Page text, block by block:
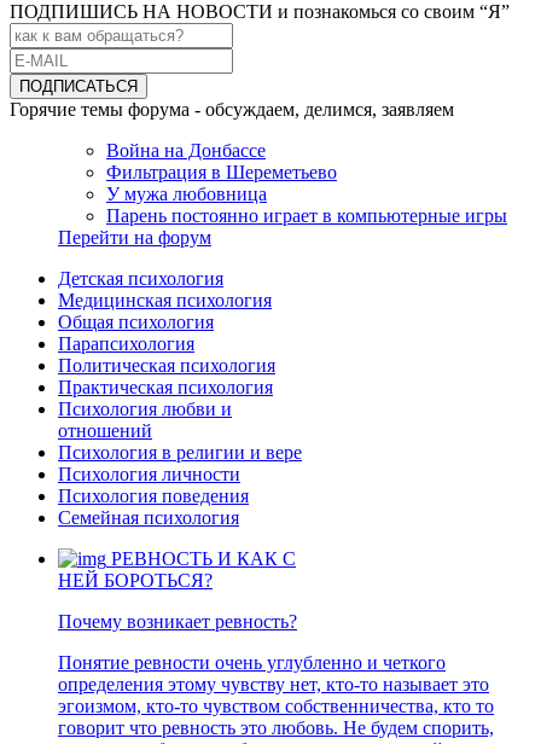
ПОДПИШИСЬ НА НОВОСТИ и познакомься со своим “Я”
Горячие темы форума - обсуждаем, делимся, заявляем
Война на Донбассе
Фильтрация в Шереметьево
У мужа любовница
Парень постоянно играет в компьютерные игры
Перейти на форум
Детская психология
Медицинская психология
Общая психология
Парапсихология
Политическая психология
Практическая психология
Психология любви и
отношений
Психология в религии и вере
Психология личности
Психология поведения
Семейная психология
РЕВНОСТЬ И КАК С
НЕЙ БОРОТЬСЯ?
Почему возникает ревность?
Понятие ревности очень углубленно и четкого
определения этому чувству нет, кто-то называет это
эгоизмом, кто-то чувством собственничества, кто то
говорит что ревность это любовь. Не будем спорить,